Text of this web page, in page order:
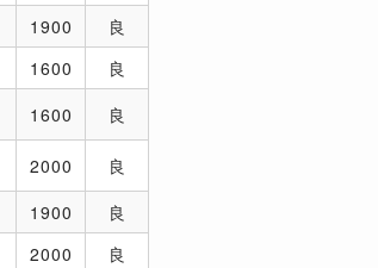
1900
良
1600
良
1600 良
2000
良
1900
良
2000
良